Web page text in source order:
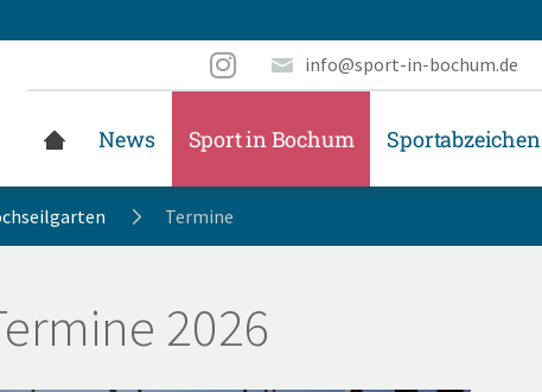
info@sport-in-bochum.de
News Sport in Bochum Sportabzeichen
Termine
2026